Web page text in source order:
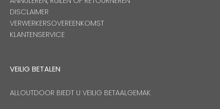
DISCLAIMER
VERWERKERSOVEREENKOMST
KLANTENSERVICE
VEILIG BETALEN
ALLOUTDOOR BIEDT U VEILIG BETAALGEMAK